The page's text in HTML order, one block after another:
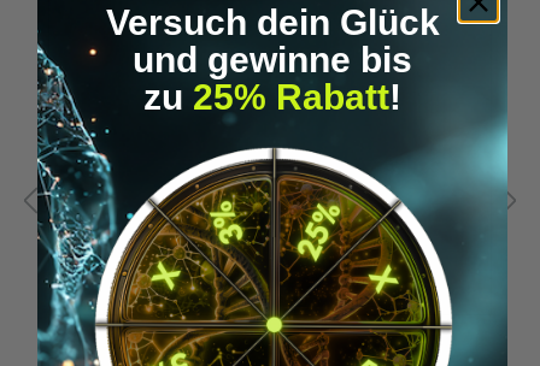
Versuch dein Glück
und gewinne bis
zu 25% Rabatt!